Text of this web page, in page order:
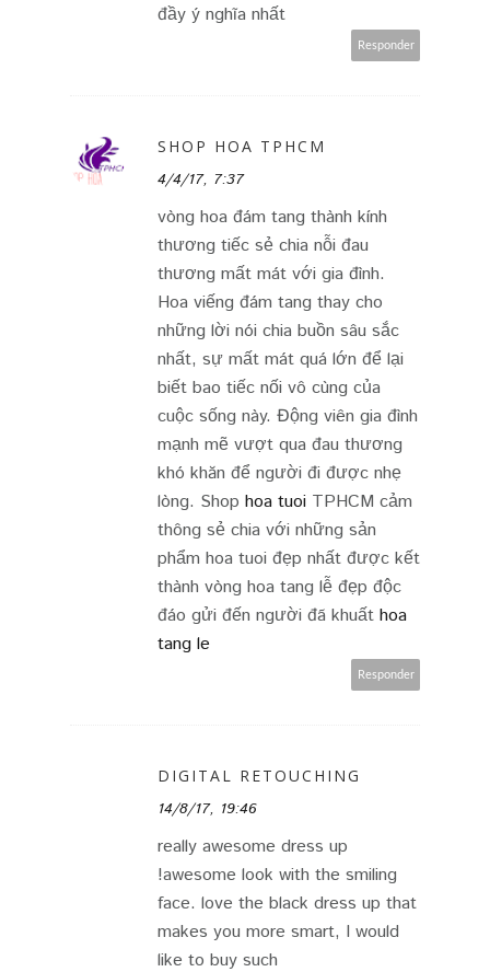
đầy ý nghĩa nhất
Responder
SHOP HOA TPHCM
4/4/17, 7:37
vòng hoa đám tang thành kính
thương tiếc sẻ chia nỗi đau
thương mất mát với gia đình.
Hoa viếng đám tang thay cho
những lời nói chia buồn sâu sắc
nhất, sự mất mát quá lớn để lại
biết bao tiếc nối vô cùng của
cuộc sống này. Động viên gia đình
mạnh mẽ vượt qua đau thương
khó khăn để người đi được nhẹ
lòng. Shop hoa tuoi TPHCM cảm
thông sẻ chia với những sản
phẩm hoa tuoi đẹp nhất được kết
thành vòng hoa tang lễ đẹp độc
đáo gửi đến người đã khuất hoa
tang le
Responder
DIGITAL RETOUCHING
14/8/17, 19:46
really awesome dress up
!awesome look with the smiling
face. love the black dress up that
makes you more smart, I would
like to buy such